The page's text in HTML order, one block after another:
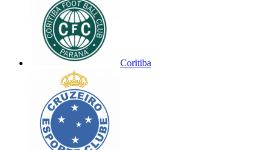
Coritiba